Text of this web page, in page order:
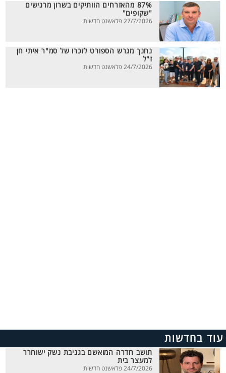
87% מהאזרחים הוותיקים בשרון מרגישים
"שקופים"
27/7/2026 פלאשנט חדשות
נחנך מגרש הספורט לזכרו של סמ"ר איתי חן
ז"ל
24/7/2026 פלאשנט חדשות
עוד בחדשות
תושב חדרה המואשם בגניבת נשק ישוחרר
למעצר בית
24/7/2026 פלאשנט חדשות